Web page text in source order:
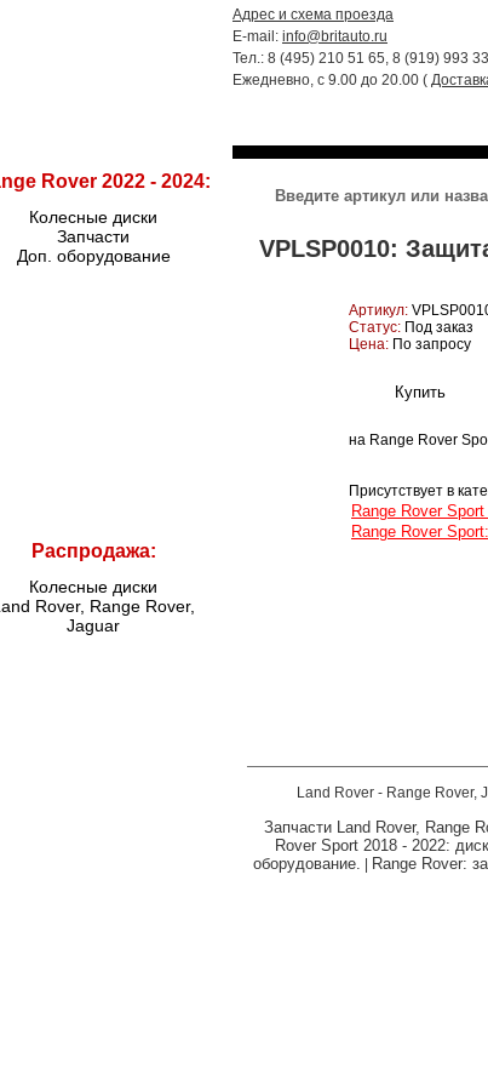
Адрес и схема проезда
E-mail: info@britauto.ru
Тел.: 8 (495) 210 51 65, 8 (919) 993
Ежедневно, с 9.00 до 20.00 (
Rover 2022 - 2024:
Колесные диски
Запчасти
Доп. оборудование
Распродажа:
Колесные диски
Rover, Range Rover,
Jaguar
VPLSP0010:
Артикул:
Статус: Под заказ
Цена: По запросу
на Range Rover
Присутствует в
Range Rover
Range Rover
Land Rover - Range Rover,
Запчасти Land Rover, Range
Rover Sport 2018 - 2022:
оборудование.
Range Rover: